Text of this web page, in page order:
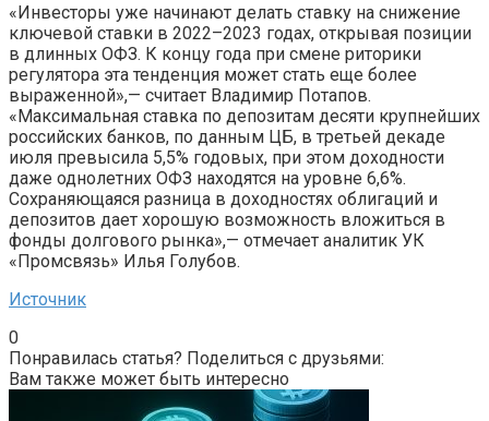
«Инвесторы уже начинают делать ставку на снижение
ключевой ставки в 2022–2023 годах, открывая позиции
в длинных ОФЗ. К концу года при смене риторики
регулятора эта тенденция может стать еще более
выраженной»,— считает Владимир Потапов.
«Максимальная ставка по депозитам десяти крупнейших
российских банков, по данным ЦБ, в третьей декаде
июля превысила 5,5% годовых, при этом доходности
даже однолетних ОФЗ находятся на уровне 6,6%.
Сохраняющаяся разница в доходностях облигаций и
депозитов дает хорошую возможность вложиться в
фонды долгового рынка»,— отмечает аналитик УК
«Промсвязь» Илья Голубов.
Источник
0
Понравилась статья? Поделиться с друзьями:
Вам также может быть интересно